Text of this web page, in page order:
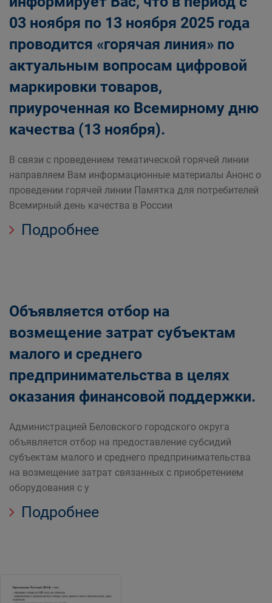
03 ноября по 13 ноября 2025 года
проводится «горячая линия» по
актуальным вопросам цифровой
маркировки товаров,
приуроченная ко Всемирному дню
качества (13 ноября).
В связи с проведением тематической горячей линии
направляем Вам информационные материалы Анонс о
проведении горячей линии Памятка для потребителей
Всемирный день качества в России
Подробнее
Объявляется отбор на
возмещение затрат субъектам
малого и среднего
предпринимательства в целях
оказания финансовой поддержки.
Администрацией Беловского городского округа
объявляется отбор на предоставление субсидий
субъектам малого и среднего предпринимательства
на возмещение затрат связанных с приобретением
оборудования с у
Подробнее